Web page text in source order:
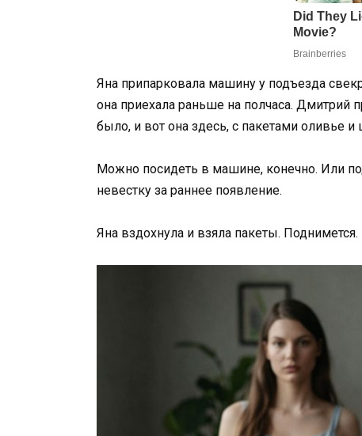
Яна припарковала машину у подъезда
она приехала раньше на полчаса. Дмитрий
было, и вот она здесь, с пакетами оливье и
Можно посидеть в машине, конечно. Или
невестку за раннее появление.
Яна вздохнула и взяла пакеты.